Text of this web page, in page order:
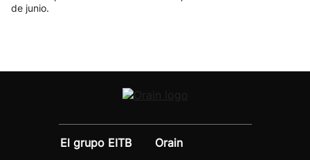
de junio.
El grupo EITB
Orain